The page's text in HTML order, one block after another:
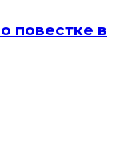
повестке в